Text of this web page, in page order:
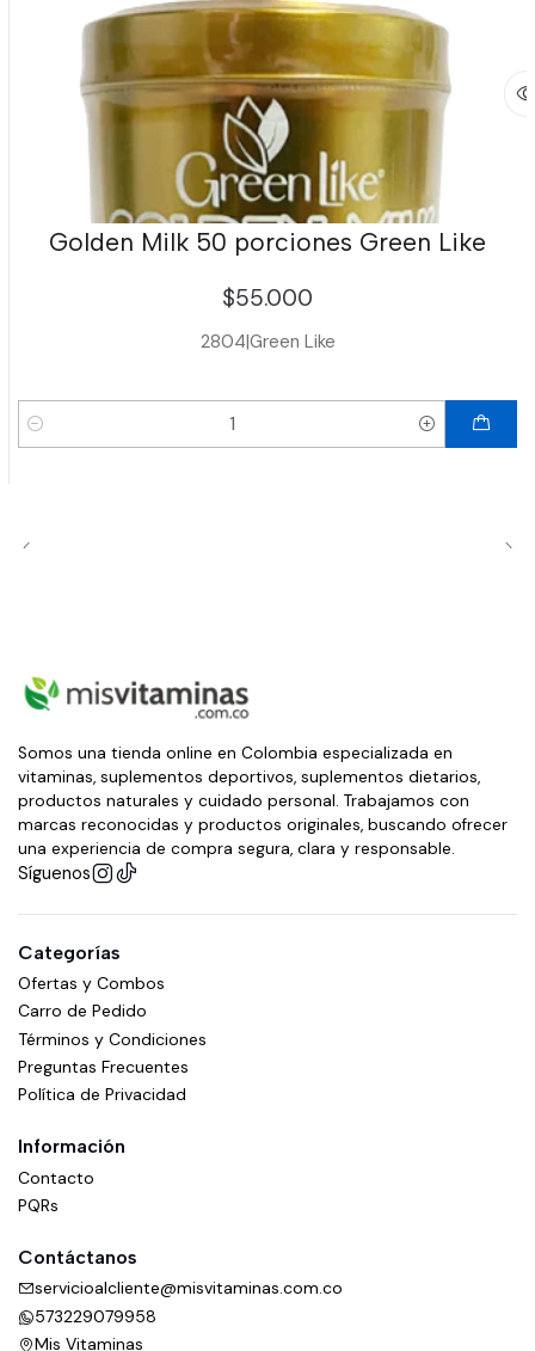
Golden Milk 50 porciones Green Like
$55.000
2804|Green Like
Cantidad
Somos una tienda online en Colombia especializada en
vitaminas, suplementos deportivos, suplementos dietarios,
productos naturales y cuidado personal. Trabajamos con
marcas reconocidas y productos originales, buscando ofrecer
una experiencia de compra segura, clara y responsable.
Síguenos
Categorías
Ofertas y Combos
Carro de Pedido
Términos y Condiciones
Preguntas Frecuentes
Política de Privacidad
Información
Contacto
PQRs
Contáctanos
servicioalcliente@misvitaminas.com.co
573229079958
Mis Vitaminas